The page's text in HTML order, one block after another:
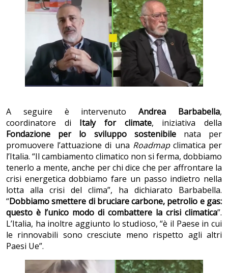
A seguire è intervenutoAndrea Barbabella,
coordinatore di Italy for climate, iniziativa della
Fondazione per lo sviluppo sostenibilenata per
promuovere l’attuazione di una Roadmapclimatica per
l’Italia. “Il cambiamento climatico non si ferma, dobbiamo
tenerlo a mente, anche per chi dice che per affrontare la
crisi energetica dobbiamo fare un passo indietro nella
lotta alla crisi del clima”, ha dichiarato Barbabella.
“Dobbiamo smettere di bruciare carbone, petrolio e gas:
questo è l’unico modo di combattere la crisi climatica”.
L’Italia, ha inoltre aggiunto lo studioso, “è il Paese in cui
le rinnovabili sono cresciute meno rispetto agli altri
Paesi Ue”.